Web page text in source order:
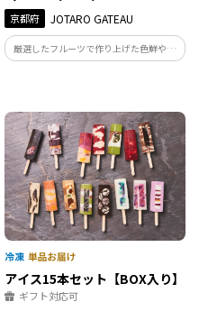
京都府 JOTARO GATEAU
厳選したフルーツで作り上げた色鮮やか
なアイスの限定ギフトBOX。果物本来の
アイス15本セット【BOX入り】
ギフト対応可